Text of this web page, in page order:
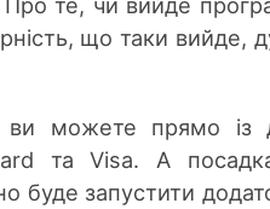
що таки вийде,
ви можете прямо із
та Visa. А
буде запустити